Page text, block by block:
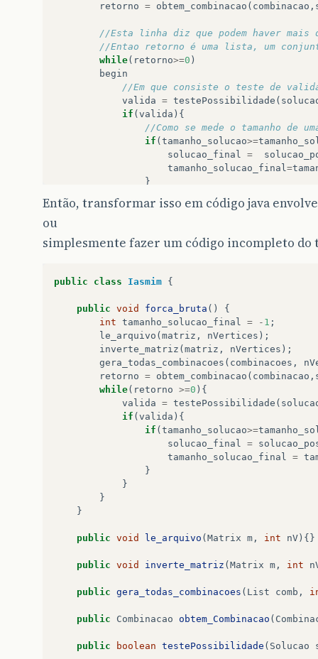
retorno = obtem_combinacao ( combinacao ,
//Esta linha diz que podem haver mais
//Entao retorno é uma lista, um
while( retorno>=0 )
begin
//Em que consiste o teste de
valida = testePossibilidade (
if ( valida ){
//Como se mede o tamanho de
if ( tamanho_solucao>=
solucao_final =
tamanho_solucao_final=
}
retorno =obtem_combinacao (
imprime( solucao_final
end
Então, transformar isso em código java
ou
simplesmente fazer um código incompleto do
public class Iasmim {
public void forca_bruta ()
{
int tamanho_solucao_final = - 1 ;
le_arquivo (matriz , nVertices );
inverte_matriz (matriz , nVertices );
gera_todas_combinacoes ( combinacoes ,
retorno = obtem_combinacao ( combinacao ,
while( retorno >=0 ){
valida = testePossibilidade (
if (valida ){
if (tamanho_solucao>=
solucao_final
=
tamanho_solucao_final
=
}
}
}
}
public void le_arquivo (Matrix m , int nV){}
public void inverte_matriz (Matrix m , int
public gera_todas_combinacoes ( List comb ,
public Combinacao obtem_Combinacao (
public boolean testePossibilidade ( Solucao